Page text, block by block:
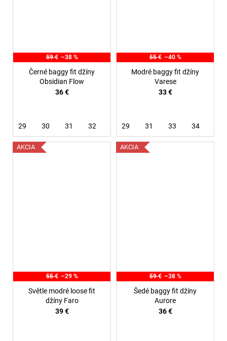
59 € –38 %
Černé baggy fit džíny
Obsidian Flow
36 €
29 30 31 32
55 € –40 %
Modré baggy fit džíny
Varese
33 €
29 31 33 34
AKCIA
55 € –29 %
Světle modré loose fit
džíny Faro
39 €
AKCIA
59 € –38 %
Šedé baggy fit džíny
Aurore
36 €